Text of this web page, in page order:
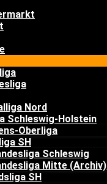
Nord
Schleswig-Holstein
Oberliga
SH
Schleswig
Mitte (Archiv)
SH